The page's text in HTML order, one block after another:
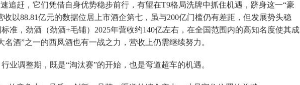
追赶，它们凭借自身优势稳步前行，有望在T9格局洗牌中抓住机遇，跻身这一“豪
以88.81亿元的数据位居上市酒企第七，虽与200亿门槛仍有差距，但发展势头稳
准，劲酒（劲酒+毛铺）2025年营收约140亿左右，在全国范围内的高知名度使其成
酒”之一的西凤酒也有一战之力，营收上仍需继续努力。
业调整期，既是“淘汰赛”的开始，也是弯道超车的机遇。